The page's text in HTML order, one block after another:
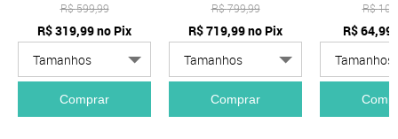
R$599,99
R$319,99no Pix
Comprar
R$799,99
R$719,99no Pix
Comprar
R$
R$64,99